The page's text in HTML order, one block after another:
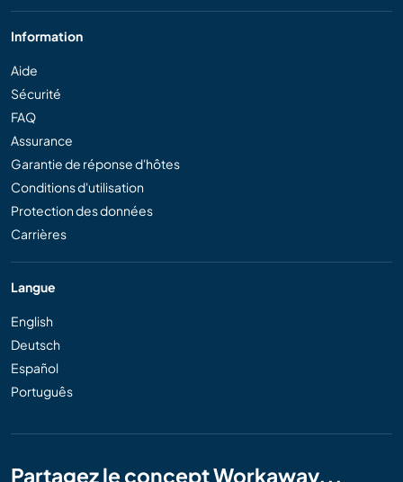
Information
Aide
Sécurité
FAQ
Assurance
Garantie de réponse d'hôtes
Conditions d'utilisation
Protection des données
Carrières
Langue
English
Deutsch
Español
Português
Partagez le concept Workaway...